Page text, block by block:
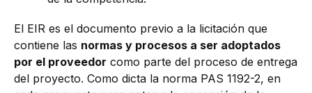
El EIR es el documento previo a la licitación que
contiene las normas y procesos a ser adoptados
por el proveedor como parte del proceso de entrega
del proyecto. Como dicta la norma PAS 1192-2, en